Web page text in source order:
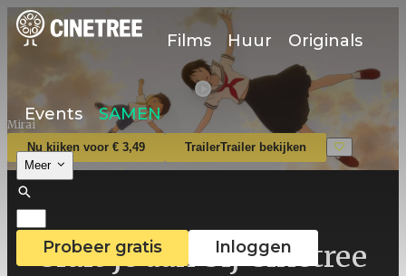
Films Huur Originals
Events SAMEN
Meer
Probeer gratis Inloggen
Mirai
Nu kijken voor € 3,49 TrailerTrailer bekijken
Sluit je aan bij Cinetree